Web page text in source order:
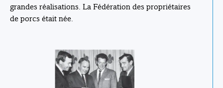
grandes réalisations. La Fédération des propriétaires
de porcs était née.